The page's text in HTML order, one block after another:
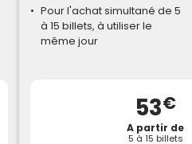
Pour l'achat simultané de 5
à 15 billets, à utiliser le
même jour
53€
A partir de
5 à 15 billets